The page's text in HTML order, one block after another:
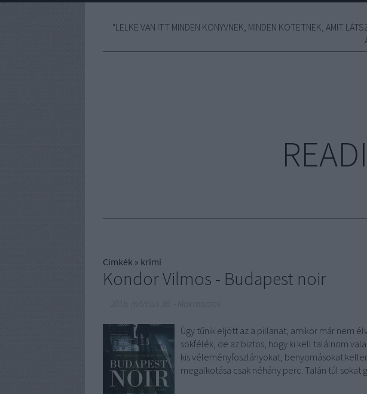
"LELKE VAN ITT MINDEN KÖNYVNEK, MINDEN KÖTETNEK, AMIT
Címkék » krimi
Kondor Vilmos - Budapest noir
Makranczos
Úgy tűnik eljött az a pillanat, amikor már nem
sokfélék, de az biztos, hogy ki kell találnom
kis véleményfoszlányokat, benyomásokat
megalkotása csak néhány perc. Talán túl